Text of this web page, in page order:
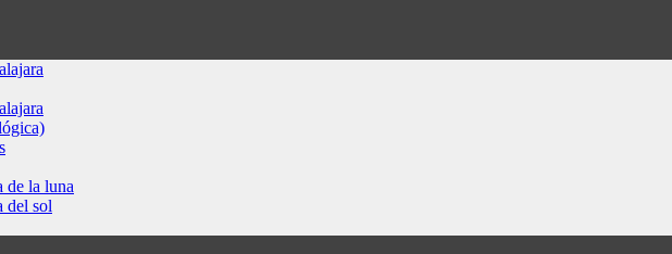
de la luna
del sol